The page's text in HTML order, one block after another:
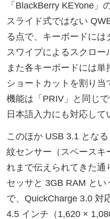
「BlackBerry KEYone」
スライド式ではない
る点で、キーボードに
スワイプによるスクロー
また各キーボードには単
ショートカットを割り
機能は「PRIV」と同じ
日本語入力にも対応して
このほか USB 3.1 とな
紋センサー（スペースキ
れまで伝えられてきた通
セッサと 3GB RAM とい
で、QuickCharge 3.0 対
4.5 インチ（1,620 ×